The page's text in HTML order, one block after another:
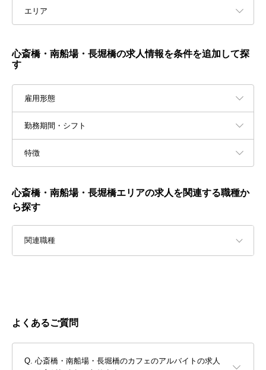
エリア
心斎橋・南船場・長堀橋の求人情報を条件を追加して探
す
雇用形態
勤務期間・シフト
特徴
心斎橋・南船場・長堀橋エリアの求人を関連する職種か
ら探す
関連職種
よくあるご質問
心斎橋・南船場・長堀橋のカフェのアルバイトの求人